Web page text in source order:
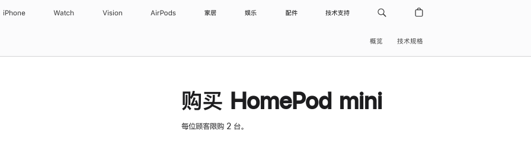
iPhone Watch Vision AirPods 家居 娱乐 配件 技术支持
概览 技术规格
购买 HomePod mini
每位顾客限购 2 台。